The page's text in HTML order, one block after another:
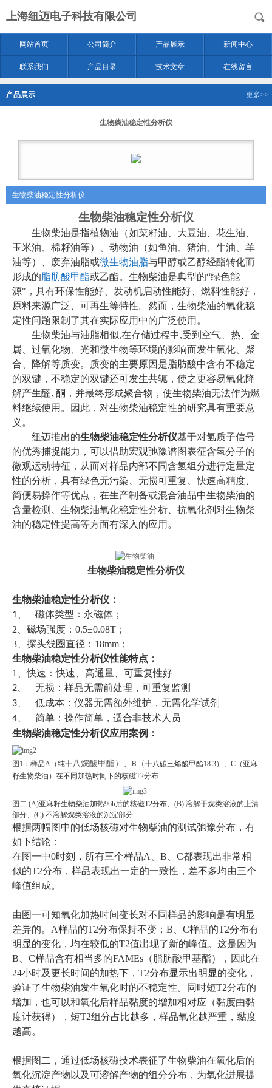
上海纽迈电子科技有限公司
网站首页 公司简介 产品展示 新闻中心
联系我们 产品目录 技术文章 在线留言
产品展示 更多>>
生物柴油稳定性分析仪
生物柴油稳定性分析仪
生物柴油稳定性分析仪
生物柴油是指植物油（如菜籽油、大豆油、花生油、
玉米油、棉籽油等）、动物油（如鱼油、猪油、牛油、羊
油等）、废弃油脂或微生物油脂与甲醇或乙醇经酯转化而
形成的 脂肪酸甲酯或乙酯。生物柴油是典型的“绿色能
源"，具有环保性能好、发动机启动性能好、燃料性能好，
原料来源广泛、可再生等特性。然而，生物柴油的氧化稳
定性问题限制了其在实际应用中的广泛使用。
生物柴油与油脂相似,在存储过程中,受到空气
热
金
属
过氧化物 光和微生物等环境的影响而发生氧化
聚
合
降解等质变。
质变的主要原因是脂肪酸中含有不稳定
的双键 ， 不稳定的双键还可发生共轭 ， 使之更容易氧化降
解产生醛､酮 ， 并最终形成聚合物 ， 使生物柴油无法作为燃
料继续使用 。因此，对生物柴油稳定性的研究具有重要意
义。
纽迈推出的生物柴油稳定性分析仪基于对氢质子信号
的优秀捕捉能力，可以借助宏观弛豫谱图表征含氢分子的
微观运动特征，从而对样品内部不同含氢组分进行定量定
性的分析，具有绿色无污染、无损可重复、快速高精度、
简便易操作等优点，在生产制备或混合油品中生物柴油的
含量检测、生物柴油氧化稳定性分析、抗氧化剂对生物柴
油的稳定性提高等方面有深入的应用 。
生物柴油稳定性分析仪
生物柴油稳定性分析仪 ：
1、
磁体类型：永磁体；
2、磁场强度：0.5±0.08T；
3、探头线圈直径：18mm；
生物柴油稳定性分析仪性能特点：
1、快速：快速、高通量、可重复性好
2、 无损：样品无需前处理，可重复监测
3、 低成本：仪器无需额外维护，无需化学试剂
4、
简单：操作简单，适合非技术人员
生物柴油稳定性分析仪应用案例：
图1：样品A（纯十八烷酸甲酯）、B（十八碳三烯酸甲酯18:3）、C（亚麻
籽生物柴油）在不同加热时间下的核磁T2分布
图二 (A)亚麻籽生物柴油加热96h后的核磁T2分布、(B) 溶解于烷类溶液的上清
部分、(C) 不溶解烷类溶液的沉淀部分
根据两幅图中的低场核磁对生物柴油的测试弛豫分布，有
如下结论：
在图一中0时刻，所有三个样品A、B、C都表现出非常相
似的T2分布，样品表现出一定的一致性，差不多均由三个
峰值组成。
由图一可知氧化加热时间变长对不同样品的影响是有明显
差异的。A样品的T2分布保持不变；B、C样品的T2分布有
明显的变化，均在较低的T2值出现了新的峰值。这是因为
B、C样品含有相当多的FAMEs（脂肪酸甲基酯），因此在
24小时及更长时间的加热下，T2分布显示出明显的变化，
验证了生物柴油发生氧化时的不稳定性。同时短T2分布的
增加，也可以和氧化后样品黏度的增加相对应（黏度由黏
度计获得），短T2组分占比越多，样品氧化越严重，黏度
越高。
根据图 二 ，通过低场核磁技术表征了生物柴油在氧化后的
氧化沉淀产物以及可溶解产物的组分分布，为氧化进展提